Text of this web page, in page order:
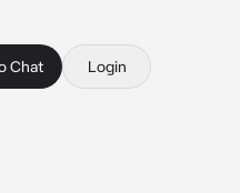
Chat Login